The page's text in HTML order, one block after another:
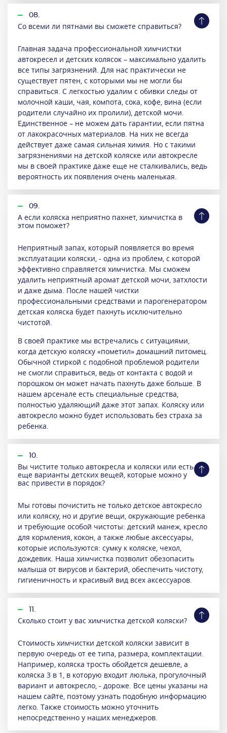
08.
Со всеми ли пятнами вы сможете справиться?
Главная задача профессиональной химчистки
автокресел и детских колясок – максимально удалить
все типы загрязнений. Для нас практически не
существует пятен, с которыми мы не могли бы
справиться. С легкостью удалим с обивки следы от
молочной каши, чая, компота, сока, кофе, вина (если
родители случайно их пролили), детской мочи.
Единственное – не можем дать гарантии, если пятна
от лакокрасочных материалов. На них не всегда
действует даже самая сильная химия. Но с такими
загрязнениями на детской коляске или автокресле
мы в своей практике даже еще не сталкивались, ведь
вероятность их появления очень маленькая.
09.
А если коляска неприятно пахнет, химчистка в
этом поможет?
Неприятный запах, который появляется во время
эксплуатации коляски, - одна из проблем, с которой
эффективно справляется химчистка. Мы сможем
удалить неприятный аромат детской мочи, затхлости
и даже дыма. После нашей чистки
профессиональными средствами и парогенератором
детская коляска будет пахнуть исключительно
чистотой.
В своей практике мы встречались с ситуациями,
когда детскую коляску «пометил» домашний питомец.
Обычной стиркой с подобной проблемой родители
не смогли справиться, ведь от контакта с водой и
порошком он может начать пахнуть даже больше. В
нашем арсенале есть специальные средства,
полностью удаляющий даже этот запах. Коляску или
автокресло можно будет использовать без страха за
ребенка.
10.
Вы чистите только автокресла и коляски или есть
еще варианты детских вещей, которые можно у
вас привести в порядок?
Мы готовы почистить не только детское автокресло
или коляску, но и другие вещи, окружающие ребенка
и требующие особой чистоты: детский манеж, кресло
для кормления, кокон, а также любые аксессуары,
которые используются: сумку к коляске, чехол,
дождевик. Наша химчистка позволит обезопасить
малыша от вирусов и бактерий, обеспечить чистоту,
гигиеничность и красивый вид всех аксессуаров.
11.
Сколько стоит у вас химчистка детской коляски?
Стоимость химчистки детской коляски зависит в
первую очередь от ее типа, размера, комплектации.
Например, коляска трость обойдется дешевле, а
коляска 3 в 1, в которую входит люлька, прогулочный
вариант и автокресло, - дороже. Все цены указаны на
нашем сайте, поэтому узнать подобную информацию
легко. Также стоимость можно уточнить
непосредственно у наших менеджеров.